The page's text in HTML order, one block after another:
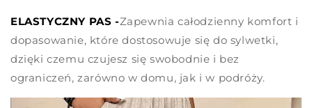
ELASTYCZNY PAS -Zapewnia całodzienny komfort i
dopasowanie, które dostosowuje się do sylwetki,
dzięki czemu czujesz się swobodnie i bez
ograniczeń, zarówno w domu, jak i w podróży.